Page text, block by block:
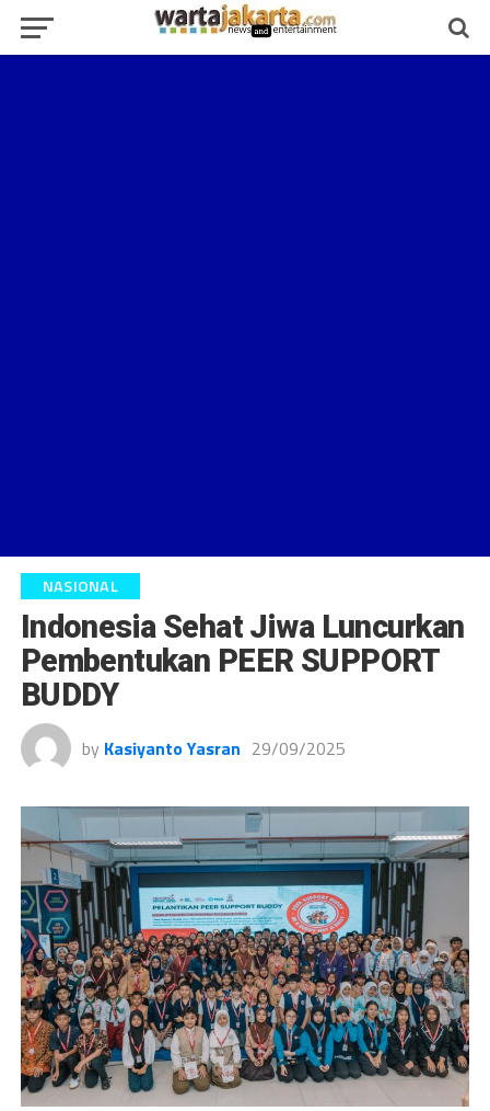
NASIONAL
Indonesia Sehat Jiwa Luncurkan
Pembentukan PEER SUPPORT
BUDDY
by Kasiyanto Yasran 29/09/2025